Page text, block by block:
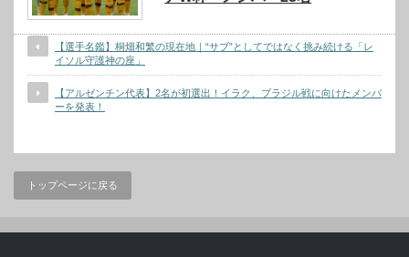
【選手名鑑】桐畑和繁の現在地｜“サブ”としてではなく挑み続ける「レ
イソル守護神の座」
【アルゼンチン代表】2名が初選出！イラク、ブラジル戦に向けたメンバ
ーを発表！
トップページに戻る